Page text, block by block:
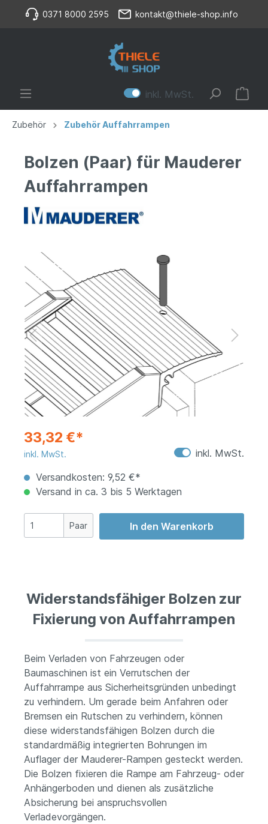
0371 8000 2595 kontakt@thiele-shop.info
inkl. MwSt.
Zubehör Zubehör Auffahrrampen
Bolzen (Paar) für Mauderer
Auffahrrampen
33,32 €*
inkl. MwSt.
inkl. MwSt.
Versandkosten: 9,52 €*
Versand in ca. 3 bis 5 Werktagen
Paar In den Warenkorb
Widerstandsfähiger Bolzen zur
Fixierung von Auffahrrampen
Beim Verladen von Fahrzeugen oder
Baumaschinen ist ein Verrutschen der
Auffahrrampe aus Sicherheitsgründen unbedingt
zu verhindern. Um gerade beim Anfahren oder
Bremsen ein Rutschen zu verhindern, können
diese widerstandsfähigen Bolzen durch die
standardmäßig integrierten Bohrungen im
Auflager der Mauderer-Rampen gesteckt werden.
Die Bolzen fixieren die Rampe am Fahrzeug- oder
Anhängerboden und dienen als zusätzliche
Absicherung bei anspruchsvollen
Verladevorgängen.